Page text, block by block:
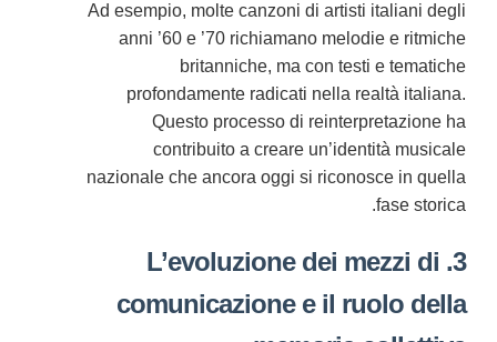
Ad esempio, molte canzoni di artisti italiani degli
anni ’60 e ’70 richiamano melodie e ritmiche
britanniche, ma con testi e tematiche
profondamente radicati nella realtà italiana.
Questo processo di reinterpretazione ha
contribuito a creare un’identità musicale
nazionale che ancora oggi si riconosce in quella
fase storica.
3. L’evoluzione dei mezzi di
comunicazione e il ruolo della